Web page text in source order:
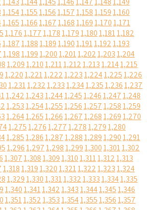
1,1541,1551,1561,1571,1581,1591,160
1,1651,1661,1671,1681,1691,1701,171
1,1761,1771,1781,1791,1801,1811,182
1,1871,1881,1891,1901,1911,1921,193
1,1981,1991,2001,2011,2021,2031,204
1,2091,2101,2111,2121,2131,2141,215
1,2201,2211,2221,2231,2241,2251,226
1,2311,2321,2331,2341,2351,2361,237
1,2421,2431,2441,2451,2461,2471,248
1,2531,2541,2551,2561,2571,2581,259
1,2641,2651,2661,2671,2681,2691,270
1,2751,2761,2771,2781,2791,280
1,2851,2861,2871,2881,2891,2901,291
1,2961,2971,2981,2991,3001,3011,302
1,3071,3081,3091,3101,3111,3121,313
1,3181,3191,3201,3211,3221,3231,324
1,3291,3301,3311,3321,3331,3341,335
1,3401,3411,3421,3431,3441,3451,346
1,3511,3521,3531,3541,3551,3561,357